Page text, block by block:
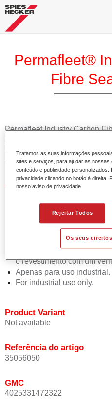
Permafleet®
Fibre
Permafleet Industry Carbon
à base de poliuretano
aplicação em todos os tipos
carbono.
Características do produto
com menos etapas em
aplicação de vernizes
Fácil de usar, com boa
Para assegurar uma
o revestimento com um
Apenas para uso industrial.
For industrial use only.
Product Variant
Not available
Referência do artigo
35056050
GMC
4025331472322
Tratamos as suas informações
sites e serviços, para ajudar as nossas
conteúdo e publicidade
privacidade clicando no botão à direita.
nosso aviso de privacidade
Rejeitar Todos
Os seus